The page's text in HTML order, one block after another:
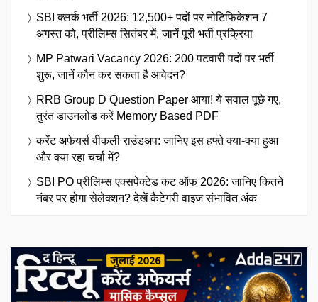
SBI क्लर्क भर्ती 2026: 12,500+ पदों पर नोटिफिकेशन 7
अगस्त को, प्रीलिम्स सितंबर में, जानें पूरी भर्ती प्रक्रिया
MP Patwari Vacancy 2026: 200 पटवारी पदों पर भर्ती
शुरू, जानें कौन कर सकता है आवेदन?
RRB Group D Question Paper आया! ये सवाल पूछे गए,
तुरंत डाउनलोड करें Memory Based PDF
करेंट अफेयर्स वीकली राउंडअप: जानिए इस हफ्ते क्या-क्या हुआ
और क्या रहा चर्चा में?
SBI PO प्रीलिम्स एक्सपेक्टेड कट ऑफ 2026: जानिए कितने
नंबर पर होगा सेलेक्शन? देखें कैटेगरी वाइज संभावित अंक